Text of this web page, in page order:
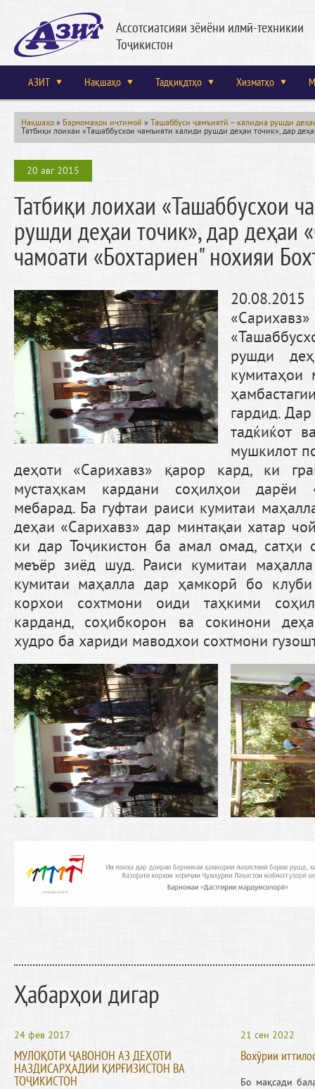
Ассотсиатсияи зёиёни илмӣ-техникии
Тоҷикистон
АЗИТ Нақшаҳо Тадқиқдтҳо Хизматҳо
Нақшаҳо» Барномаҳои иҷтимоӣ » Ташаббуси ҷамъиятӣ – калидиа рушди
Татбиқи лоихаи «Ташаббусхои чамъияти калиди рушди деҳаи точик», дар
20 авг 2015
Татбиқи лоихаи «Ташаббусхои
рушди деҳаи точик», дар деҳаи
чамоати «Бохтариен" нохияи
рушди
кумитаҳои
гардид.
тадќиќот
мушкилот
деҳоти «Сарихавз» қарор кард, ки
мустаҳкам кардани соҳилҳои дарёи
мебарад. Ба гуфтаи раиси кумитаи
деҳаи «Сарихавз» дар минтақаи хатар
ки дар Тоҷикистон ба амал омад,
меъёр зиёд шуд. Раиси кумитаи
кумитаи маҳалла дар ҳамкорӣ бо
корхои сохтмони оиди таҳкими
карданд, соҳибкорон ва сокинони
худро ба хариди маводхои сохтмони
Ҳабарҳои дигар
24 фев 2017
МУЛОҚОТИ ҶАВОНОН АЗ ДЕҲОТИ
НАЗДИСАРҲАДИИ ҚИРҒИЗИСТОН ВА
ТОҶИКИСТОН
21 сен 2022
Вохӯрии
Бо мақсади